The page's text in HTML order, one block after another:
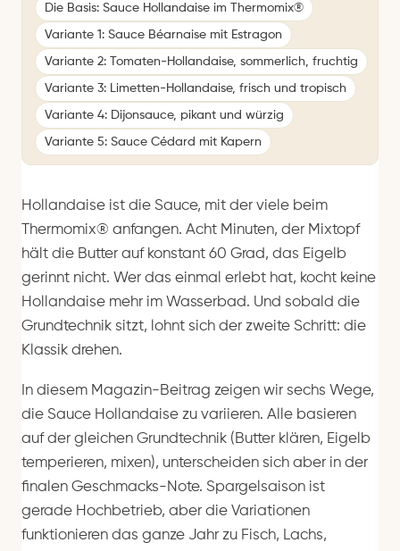
Die Basis: Sauce Hollandaise im Thermomix®
Variante 1: Sauce Béarnaise mit Estragon
Variante 2: Tomaten-Hollandaise, sommerlich, fruchtig
Variante 3: Limetten-Hollandaise, frisch und tropisch
Variante 4: Dijonsauce, pikant und würzig
Variante 5: Sauce Cédard mit Kapern
Hollandaise ist die Sauce, mit der viele beim
Thermomix® anfangen. Acht Minuten, der Mixtopf
hält die Butter auf konstant 60 Grad, das Eigelb
gerinnt nicht. Wer das einmal erlebt hat, kocht keine
Hollandaise mehr im Wasserbad. Und sobald die
Grundtechnik sitzt, lohnt sich der zweite Schritt: die
Klassik drehen.
In diesem Magazin-Beitrag zeigen wir sechs Wege,
die Sauce Hollandaise zu variieren. Alle basieren
auf der gleichen Grundtechnik (Butter klären, Eigelb
temperieren, mixen), unterscheiden sich aber in der
finalen Geschmacks-Note. Spargelsaison ist
gerade Hochbetrieb, aber die Variationen
funktionieren das ganze Jahr zu Fisch, Lachs,